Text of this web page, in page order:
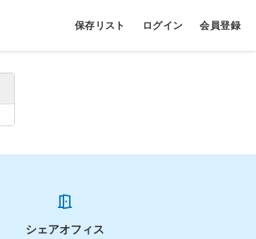
保存リスト ログイン 会員登録
シェアオフィス